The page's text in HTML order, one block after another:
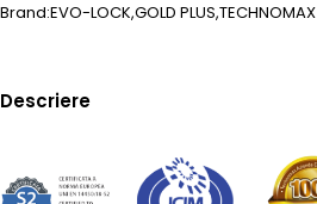
Brand:EVO-LOCK,GOLD PLUS,TECHNOMAX
Descriere